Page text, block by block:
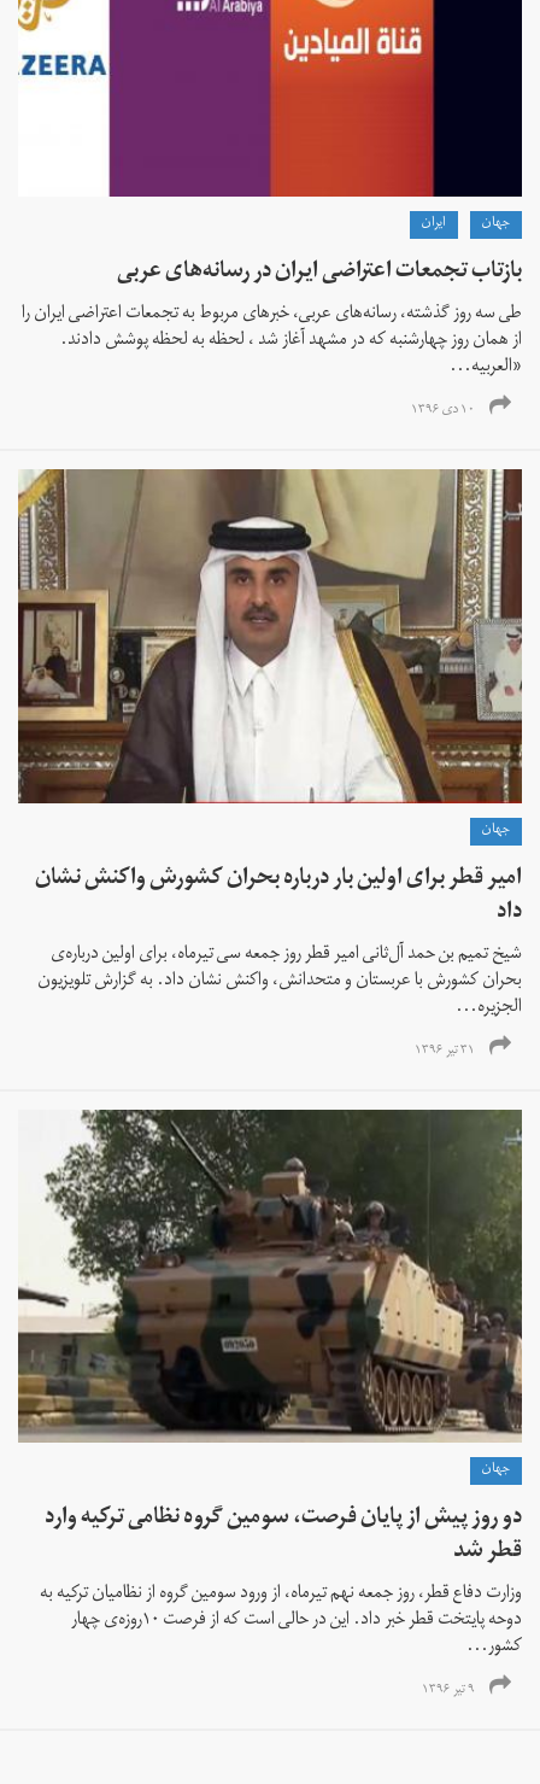
جهان ايران
بازتاب تجمعات اعتراضی ایران در رسانه‌های عربی
طی سه روز گذشته، رسانه‌های عربی، خبرهای مربوط به تجمعات اعتراضی ایران را
از همان روز چهارشنبه که در مشهد آغاز شد ، لحظه به لحظه پوشش دادند.
«العربیه...
۱۰ دی ۱۳۹۶
جهان
امیر قطر برای اولین بار درباره بحران کشورش واکنش نشان
داد
شیخ تمیم بن حمد آل‌ثانی امیر قطر روز جمعه سی تیرماه، برای اولین درباره‌ی
بحران کشورش با عربستان و متحدانش، واکنش نشان داد. به گزارش تلویزیون
الجزیره...
۳۱ تیر ۱۳۹۶
جهان
دو روز پیش از پایان فرصت، سومین گروه نظامی ترکیه وارد
قطر شد
وزارت دفاع قطر، روز جمعه نهم تیرماه، از ورود سومین گروه از نظامیان ترکیه به
دوحه پایتخت قطر خبر داد. این در حالی است که از فرصت ۱۰روزه‌ی چهار
کشور...
۹ تیر ۱۳۹۶